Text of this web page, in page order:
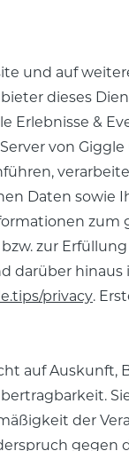
und auf
dieses
Erlebnisse &
von
Daten sowie
zum
zur
darüber
privacy.
auf
der
gegen